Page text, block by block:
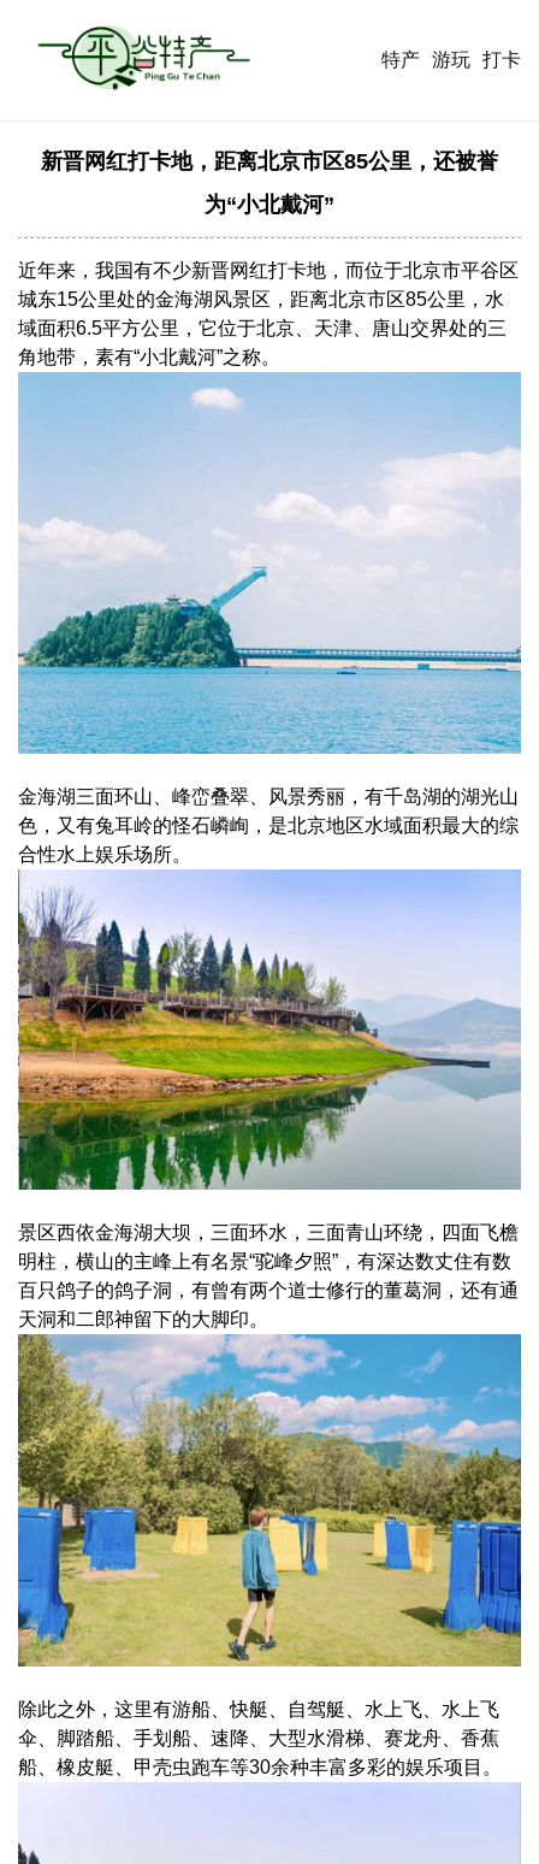
特产 游玩 打卡
新晋网红打卡地，距离北京市区85公里，还被誉
为“小北戴河”
近年来，我国有不少新晋网红打卡地，而位于北京市平谷区
城东15公里处的金海湖风景区，距离北京市区85公里，水
域面积6.5平方公里，它位于北京、天津、唐山交界处的三
角地带，素有“小北戴河”之称。
金海湖三面环山、峰峦叠翠、风景秀丽，有千岛湖的湖光山
色，又有兔耳岭的怪石嶙峋，是北京地区水域面积最大的综
合性水上娱乐场所。
景区西依金海湖大坝，三面环水，三面青山环绕，四面飞檐
明柱，横山的主峰上有名景“驼峰夕照”，有深达数丈住有数
百只鸽子的鸽子洞，有曾有两个道士修行的董葛洞，还有通
天洞和二郎神留下的大脚印。
除此之外，这里有游船、快艇、自驾艇、水上飞、水上飞
伞、脚踏船、手划船、速降、大型水滑梯、赛龙舟、香蕉
船、橡皮艇、甲壳虫跑车等30余种丰富多彩的娱乐项目。